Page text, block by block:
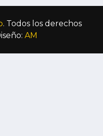
. Todos los derechos
AM